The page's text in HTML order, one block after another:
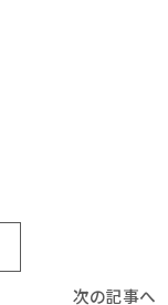
次の記事へ